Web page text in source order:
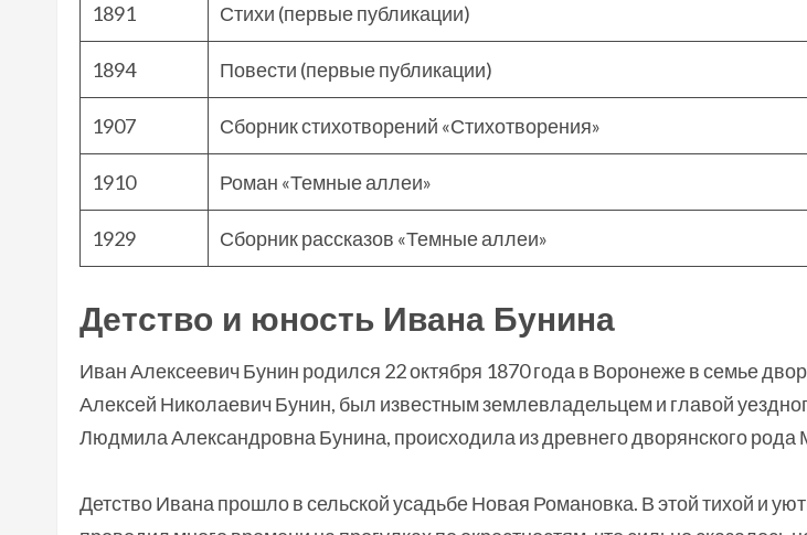
1891 Стихи (первые публикации)
1894 Повести (первые публикации)
1907 Сборник стихотворений «Стихотворения»
1910 Роман «Темные аллеи»
1929 Сборник рассказов «Темные аллеи»
Детство и юность Ивана Бунина
Иван Алексеевич Бунин родился 22 октября 1870 года в Воронеже в семье
Алексей Николаевич Бунин, был известным землевладельцем и главой
Людмила Александровна Бунина, происходила из древнего дворянского
Детство Ивана прошло в сельской усадьбе Новая Романовка. В этой тихой и